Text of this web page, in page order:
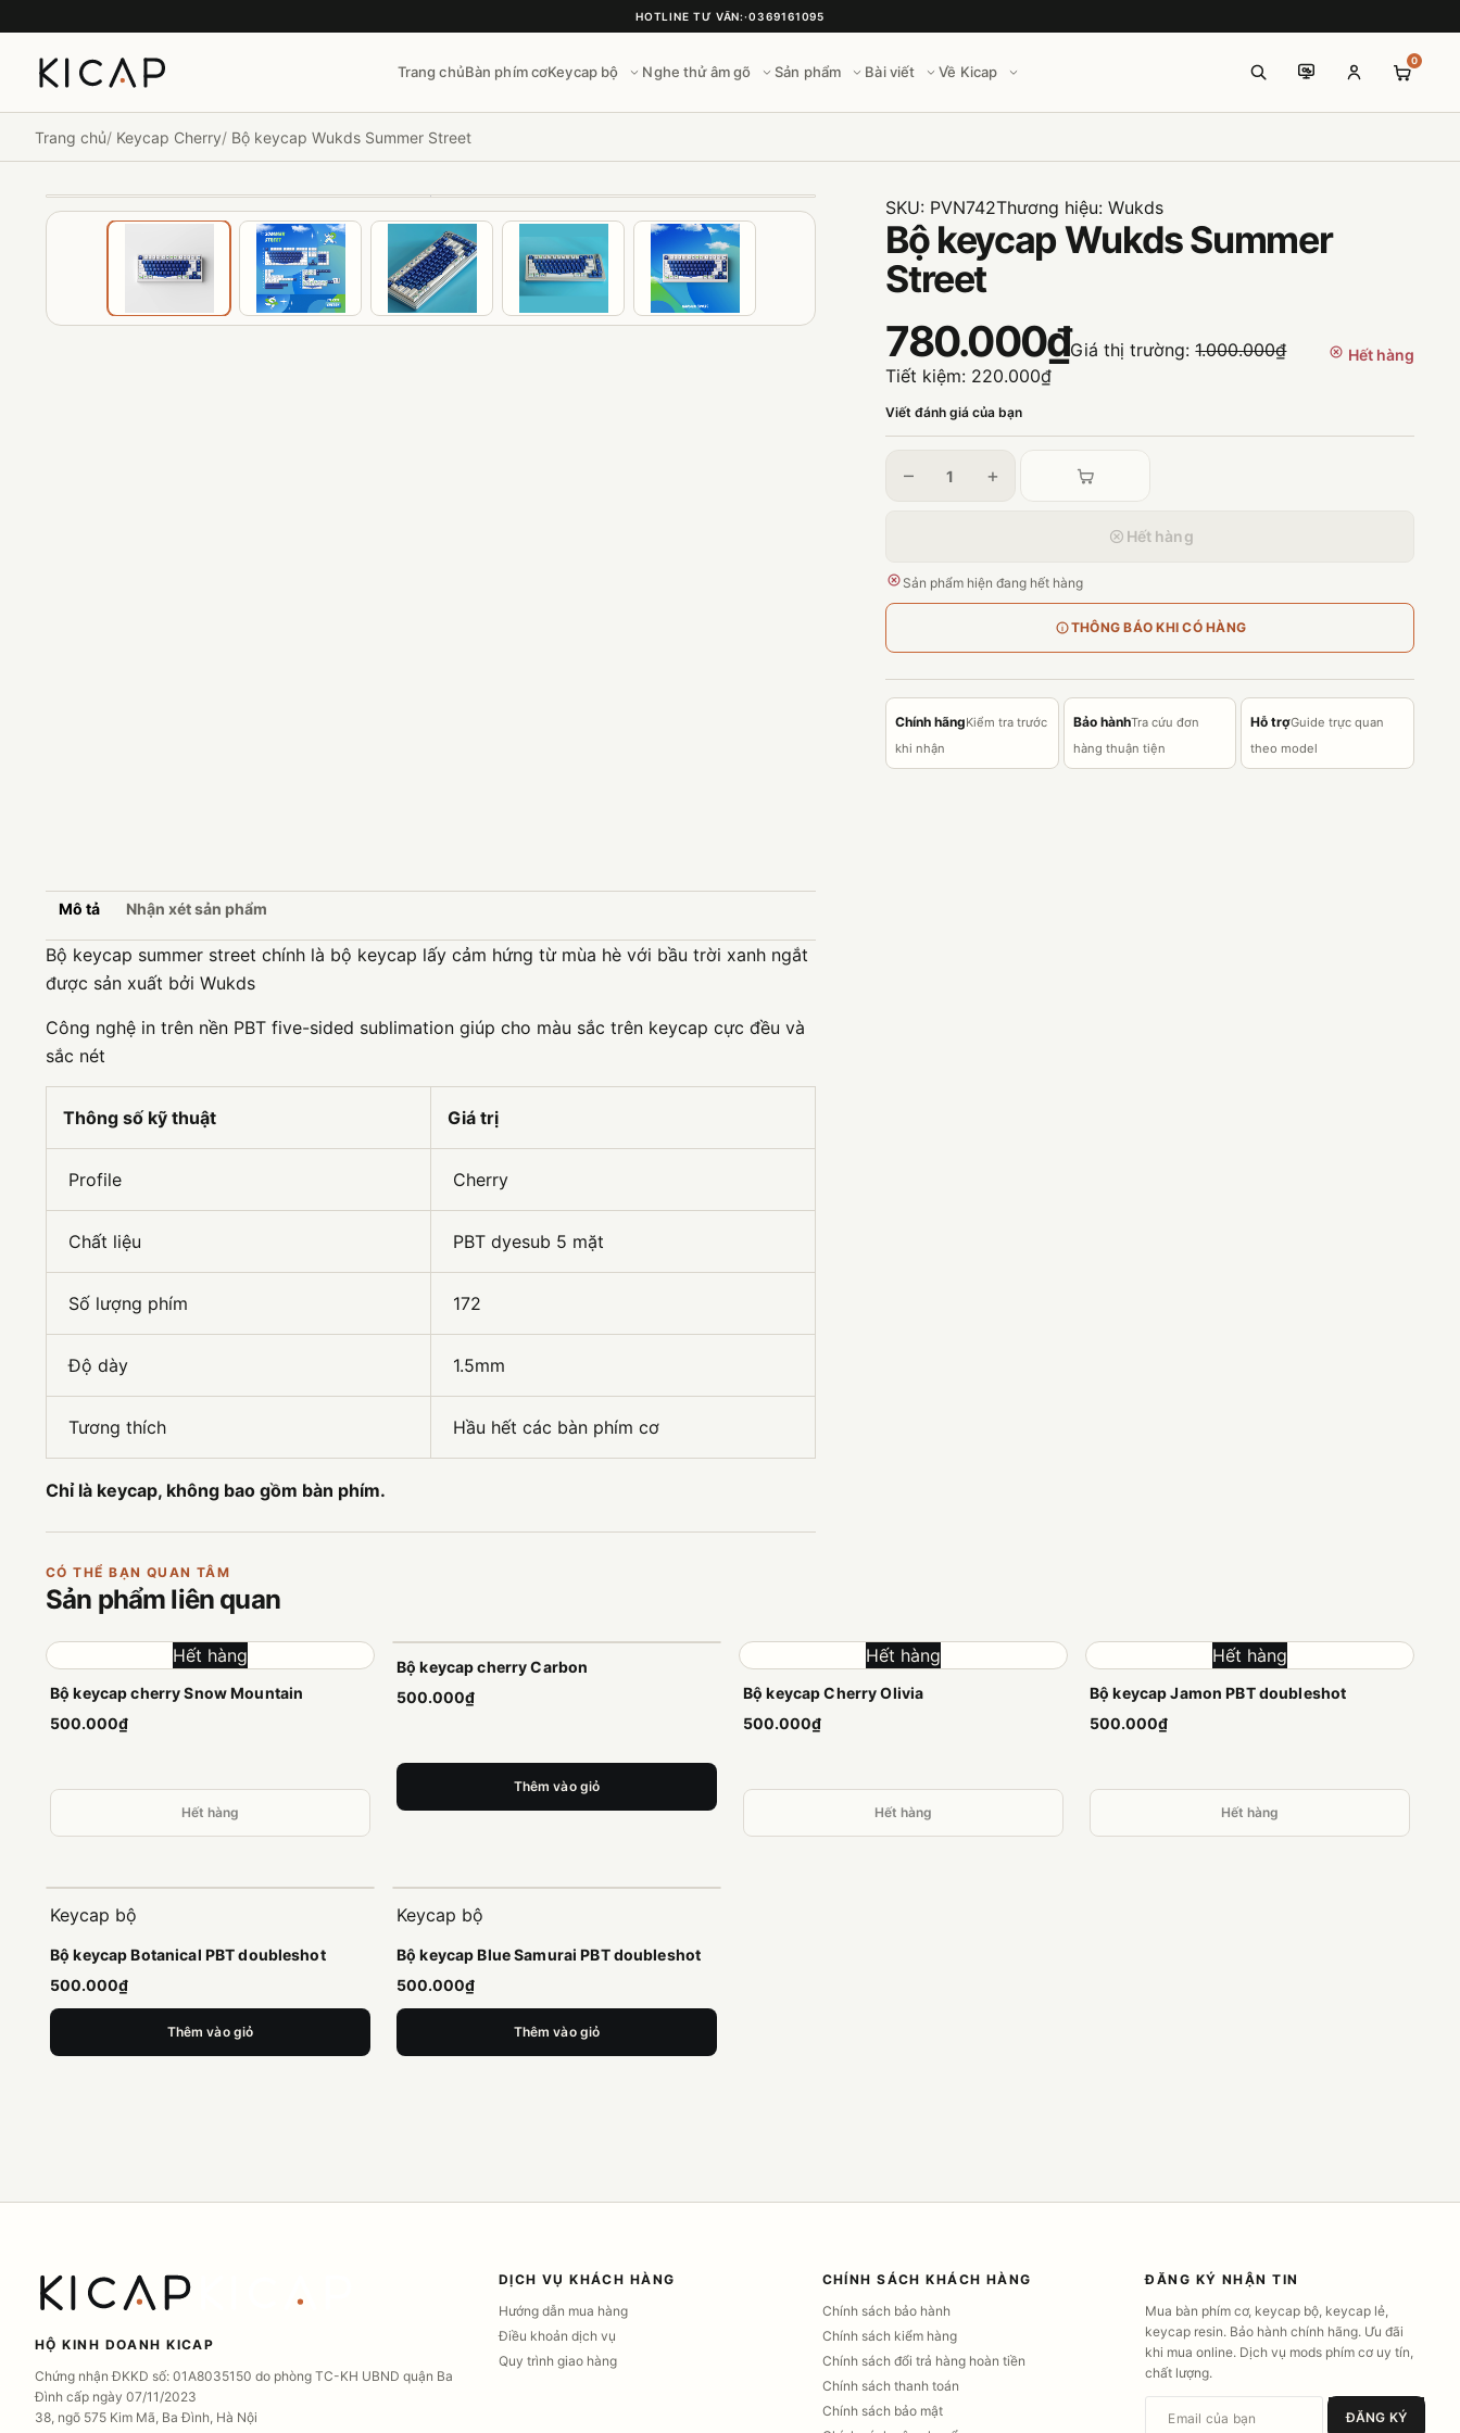
HOTLINE TƯ VẤN:·0369161095
Trang chủBàn phím cơKeycap bộ Nghe thử âm gõ Sản phẩm Bài viết Về Kicap
0
Trang chủ Keycap Cherry Bộ keycap Wukds Summer Street
Bộ keycap Wukds Summer
Street
SKU: PVN742Thương hiệu:Wukds
780.000₫Giá thị trường:1.000.000₫
Tiết kiệm: 220.000₫
Hết hàng
Viết đánh giá của bạn
– +
Hết hàng
Sản phẩm hiện đang hết hàng
THÔNG BÁO KHI CÓ HÀNG
Chính hãngKiểm tra trước
khi nhận
Bảo hànhTra cứu đơn
hàng thuận tiện
Hỗ trợGuide trực quan
theo model
Mô tả Nhận xét sản phẩm
Bộ keycap summer street chính là bộ keycap lấy cảm hứng từ mùa hè với bầu trời xanh ngắt
được sản xuất bởi Wukds
Công nghệ in trên nền PBT five-sided sublimation giúp cho màu sắc trên keycap cực đều và
sắc nét
Thông số kỹ thuật Giá trị
Profile Cherry
Chất liệu PBT dyesub 5 mặt
Số lượng phím 172
Độ dày 1.5mm
Tương thích Hầu hết các bàn phím cơ
Chỉ là keycap, không bao gồm bàn phím.
CÓ THỂ BẠN QUAN TÂM
Sản phẩm liên quan
Hết hàng
Bộ keycap cherry Snow Mountain
500.000₫
Hết hàng
Bộ keycap cherry Carbon
500.000₫
Thêm vào giỏ
Hết hàng
Bộ keycap Cherry Olivia
500.000₫
Hết hàng
Hết hàng
Bộ keycap Jamon PBT doubleshot
500.000₫
Hết hàng
Keycap bộ
Bộ keycap Botanical PBT doubleshot
500.000₫
Thêm vào giỏ
Keycap bộ
Bộ keycap Blue Samurai PBT doubleshot
500.000₫
Thêm vào giỏ
HỘ KINH DOANH KICAP
Chứng nhận ĐKKD số: 01A8035150 do phòng TC-KH UBND quận Ba
Đình cấp ngày 07/11/2023
38, ngõ 575 Kim Mã, Ba Đình, Hà Nội
DỊCH VỤ KHÁCH HÀNG
Hướng dẫn mua hàng
Điều khoản dịch vụ
Quy trình giao hàng
CHÍNH SÁCH KHÁCH HÀNG
Chính sách bảo hành
Chính sách kiểm hàng
Chính sách đổi trả hàng hoàn tiền
Chính sách thanh toán
Chính sách bảo mật
ĐĂNG KÝ NHẬN TIN
Mua bàn phím cơ, keycap bộ, keycap lẻ,
keycap resin. Bảo hành chính hãng. Ưu đãi
khi mua online. Dịch vụ mods phím cơ uy tín,
chất lượng.
Email của bạn ĐĂNG KÝ